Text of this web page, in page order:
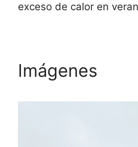
exceso de calor en
Imágenes